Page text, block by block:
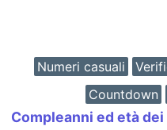
Numeri casuali
Countdown
Compleanni ed età